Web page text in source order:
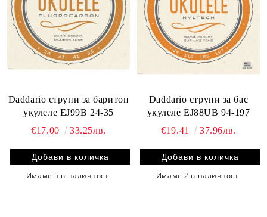
Daddario струни за баритон
укулеле EJ99B 24-35
€17.00
33.25лв.
Имаме 5 в наличност
Daddario струни за бас
укулеле EJ88UB 94-197
€19.41
37.96лв.
Имаме2 в наличност